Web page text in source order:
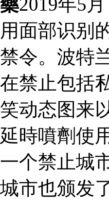
用面部识别
禁令。波特
在禁止包括
笑动态图来
延時噴劑使
一个禁止城
城市也颁发